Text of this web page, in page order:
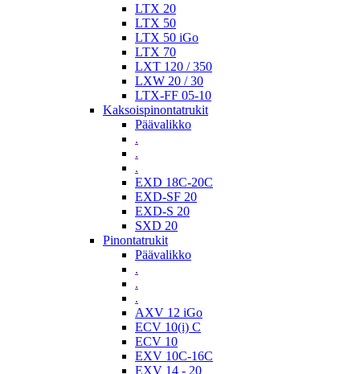
LTX 20
LTX 50
LTX 50 iGo
LTX 70
LXT 120 / 350
LXW 20 / 30
LTX-FF 05-10
Kaksoispinontatrukit
Päävalikko
.
.
.
EXD 18C-20C
EXD-SF 20
EXD-S 20
SXD 20
Pinontatrukit
Päävalikko
.
.
.
AXV 12 iGo
ECV 10(i) C
ECV 10
EXV 10C-16C
EXV 14 - 20